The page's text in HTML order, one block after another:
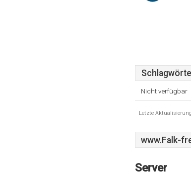
Nicht verfügbar
Letzte
www.Falk-
Server